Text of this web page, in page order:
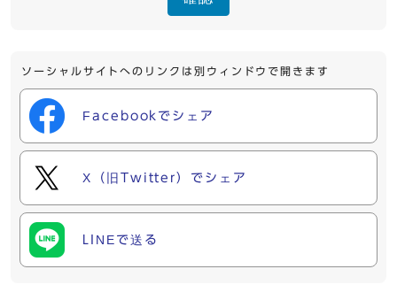
ソーシャルサイトへのリンクは別ウィンドウで開きます
Facebookでシェア
X（旧Twitter）でシェア
LINEで送る